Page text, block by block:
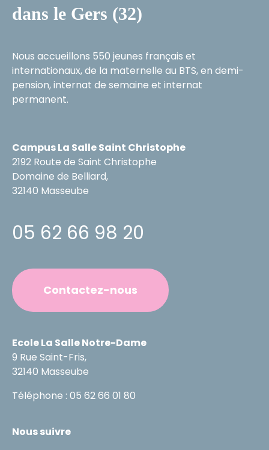
dans le Gers (32)
Nous accueillons 550 jeunes français et
internationaux, de la maternelle au BTS, en demi-
pension, internat de semaine et internat
permanent.
Campus La Salle Saint Christophe
2192 Route de Saint Christophe
Domaine de Belliard,
32140 Masseube
05 62 66 98 20
Contactez-nous
Ecole La Salle Notre-Dame
9 Rue Saint-Fris,
32140 Masseube
Téléphone : 05 62 66 01 80
Nous suivre